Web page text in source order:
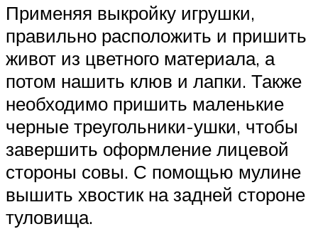
Применяя выкройку игрушки,
правильно расположить и пришить
живот из цветного материала, а
потом нашить клюв и лапки. Также
необходимо пришить маленькие
черные треугольники-ушки, чтобы
завершить оформление лицевой
стороны совы. С помощью мулине
вышить хвостик на задней стороне
туловища.